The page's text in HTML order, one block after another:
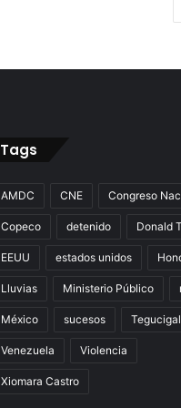
Tags
AMDC CNE Congreso
Copeco detenido Donald
EEUU estados unidos
Lluvias Ministerio Público
México sucesos
Venezuela Violencia
Xiomara Castro